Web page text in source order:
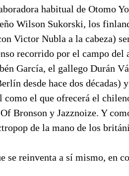
habitual de Otomo
Wilson Sukorski, los
Victor Nubla a la cabeza)
recorrido por el campo del
García, el gallego Durán
desde hace dos décadas)
el que ofrecerá el
Bronson y Jazznoize. Y
de la mano de los
se reinventa a sí mismo, en